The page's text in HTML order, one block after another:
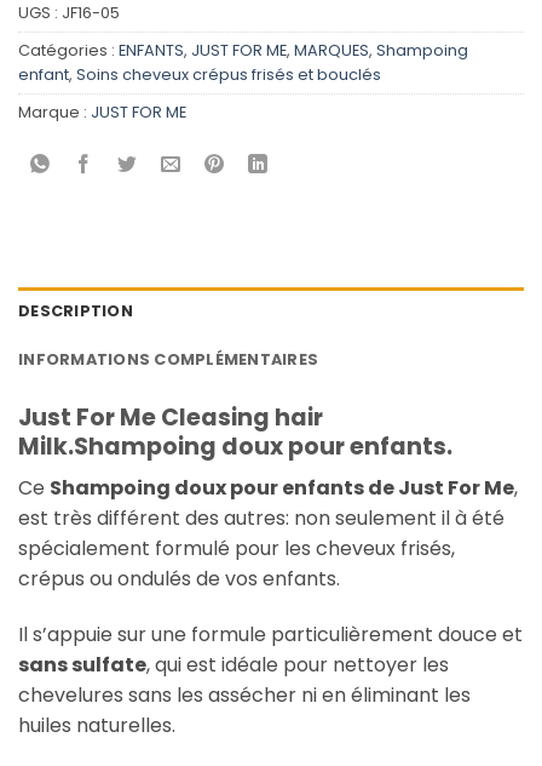
UGS : JF16-05
Catégories : ENFANTS, JUST FOR ME, MARQUES, Shampoing
enfant, Soins cheveux crépus frisés et bouclés
Marque : JUST FOR ME
DESCRIPTION
INFORMATIONS COMPLÉMENTAIRES
Just For Me Cleasing hair
Milk.Shampoing doux pour enfants.
Ce Shampoing doux pour enfants de Just For Me,
est très différent des autres: non seulement il à été
spécialement formulé pour les cheveux frisés,
crépus ou ondulés de vos enfants.
Il s’appuie sur une formule particulièrement douce et
sans sulfate, qui est idéale pour nettoyer les
chevelures sans les assécher ni en éliminant les
huiles naturelles.